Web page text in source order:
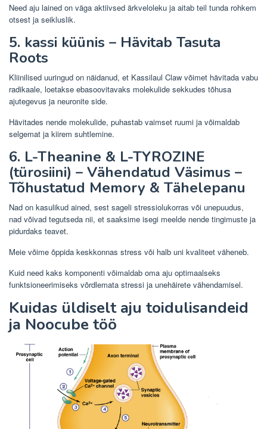
Need aju lained on väga aktiivsed ärkveloleku ja aitab teil tunda rohkem
otsest ja seikluslik.
5. kassi küünis – Hävitab Tasuta
Roots
Kliinilised uuringud on näidanud, et Kassilaul Claw võimet hävitada vabu
radikaale, loetakse ebasoovitavaks molekulide sekkudes tõhusa
ajutegevus ja neuronite side.
Hävitades nende molekulide, puhastab vaimset ruumi ja võimaldab
selgemat ja kiirem suhtlemine.
6. L-Theanine & L-TYROZINE
(türosiini) – Vähendatud Väsimus –
Tõhustatud Memory & Tähelepanu
Nad on kasulikud ained, sest sageli stressiolukorras või unepuudus,
nad võivad tegutseda nii, et saaksime isegi meelde nende tingimuste ja
pidurdaks teavet.
Meie võime õppida keskkonnas stress või halb uni kvaliteet väheneb.
Kuid need kaks komponenti võimaldab oma aju optimaalseks
funktsioneerimiseks võrdlemata stressi ja unehäirete vähendamisel.
Kuidas üldiselt aju toidulisandeid
ja Noocube töö